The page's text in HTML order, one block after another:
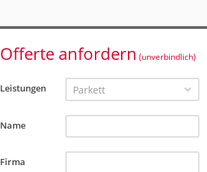
Offerte anfordern (unverbindlich)
Leistungen Parkett
Name
Firma